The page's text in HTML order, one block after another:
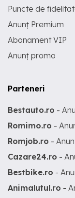
Puncte de
Anunț Premium
Abonament VIP
Anunț promo
Parteneri
Bestauto.ro -
Romimo.ro -
Romjob.ro -
Cazare24.ro -
Bestbike.ro -
Animalutul.ro -